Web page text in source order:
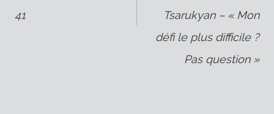
l’article
41
Tsarukyan – « Mon
défi le plus difficile ?
Pas question »